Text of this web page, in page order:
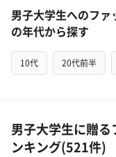
男子大学生へのフ
の年代から探す
10代 20代前半
男子大学生に贈
ンキング(521件)